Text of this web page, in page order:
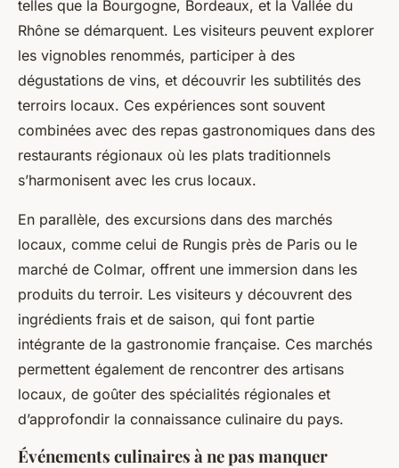
telles que la Bourgogne, Bordeaux, et la Vallée du
Rhône se démarquent. Les visiteurs peuvent explorer
les vignobles renommés, participer à des
dégustations de vins, et découvrir les subtilités des
terroirs locaux. Ces expériences sont souvent
combinées avec des repas gastronomiques dans des
restaurants régionaux où les plats traditionnels
s’harmonisent avec les crus locaux.
En parallèle, des excursions dans des marchés
locaux, comme celui de Rungis près de Paris ou le
marché de Colmar, offrent une immersion dans les
produits du terroir. Les visiteurs y découvrent des
ingrédients frais et de saison, qui font partie
intégrante de la gastronomie française. Ces marchés
permettent également de rencontrer des artisans
locaux, de goûter des spécialités régionales et
d’approfondir la connaissance culinaire du pays.
Événements culinaires à ne pas manquer